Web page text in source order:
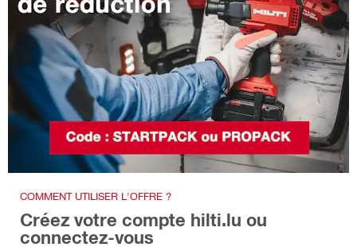
COMMENT UTILISER L'OFFRE ?
Créez votre compte hilti.lu ou
connectez-vous